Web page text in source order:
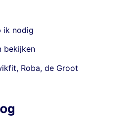
ik nodig
bekijken
, Roba,de Groot